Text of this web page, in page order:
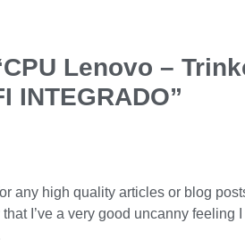
Lenovo –
INTEGRADO”
any high quality articles or blog
I’ve a very good uncanny